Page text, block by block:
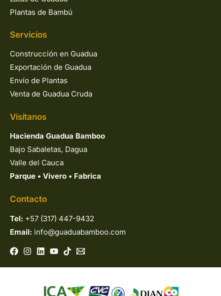
Plantas de Bambú
Servicios
Construcción en Guadua
Exportación de Guadua
Envío de Plantas
Venta de Guadua Cruda
Visítanos
Hacienda Guadua Bamboo
Bajo Sabaletas, Dagua
Valle del Cauca
Parque • Vivero • Fabrica
Contacto
Tel: +57 (317) 447-9432
Email: info@guaduabamboo.com